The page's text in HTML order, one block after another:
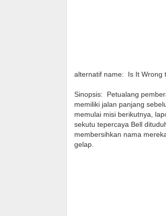
alternatif name: Is It Wrong
Sinopsis:
Petualang
memiliki jalan panjang
memulai misi berikutnya,
sekutu tepercaya Bell
membersihkan nama
gelap.